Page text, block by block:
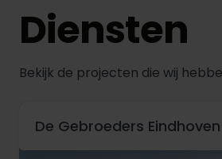
Diensten
Bekijk de projecten die wij
De Gebroeders Eindhoven